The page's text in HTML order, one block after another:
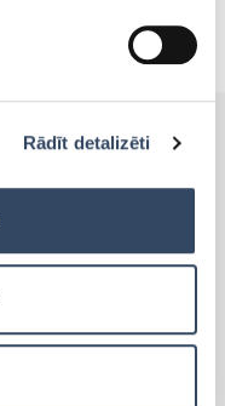
Rādīt detalizēti